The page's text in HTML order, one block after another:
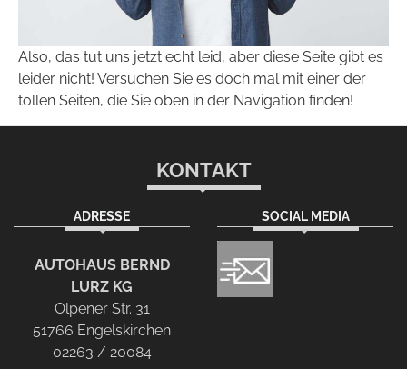
Also, das tut uns jetzt echt leid, aber diese Seite gibt es
leider nicht! Versuchen Sie es doch mal mit einer der
tollen Seiten, die Sie oben in der Navigation finden!
KONTAKT
ADRESSE
AUTOHAUS BERND
LURZ KG
Olpener Str. 31
51766 Engelskirchen
02263 / 20084
SOCIAL MEDIA